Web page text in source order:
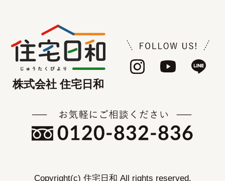
株式会社 住宅日和
Copyright(c) 住宅日和 All rights reserved.